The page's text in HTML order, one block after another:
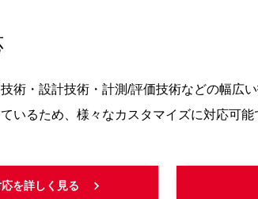
術・設計技術・計測/評価技術などの幅広
いるため、様々なカスタマイズに対応可
を詳しく見る